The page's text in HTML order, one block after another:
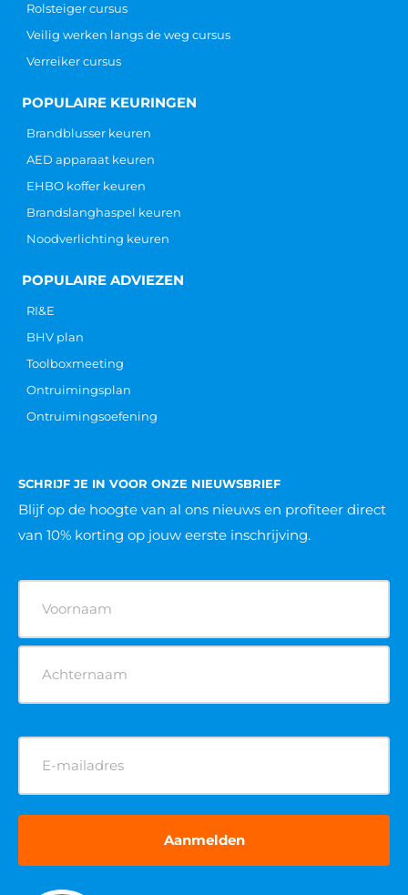
Rolsteiger cursus
Veilig werken langs de weg cursus
Verreiker cursus
POPULAIRE KEURINGEN
Brandblusser keuren
AED apparaat keuren
EHBO koffer keuren
Brandslanghaspel keuren
Noodverlichting keuren
POPULAIRE ADVIEZEN
RI&E
BHV plan
Toolboxmeeting
Ontruimingsplan
Ontruimingsoefening
SCHRIJF JE IN VOOR ONZE NIEUWSBRIEF
Blijf op de hoogte van al ons nieuws en profiteer direct
van 10% korting op jouw eerste inschrijving.
(Vereist)
E-
mailadres
(Vereist)